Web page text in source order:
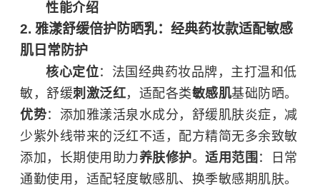
性能介绍
2. 雅漾舒缓倍护防晒乳：经典药妆款适配敏感
肌日常防护
核心定位：法国经典药妆品牌，主打温和低
敏，舒缓刺激泛红，适配各类敏感肌基础防晒。
优势：添加雅漾活泉水成分，舒缓肌肤炎症，减
少紫外线带来的泛红不适，配方精简无多余致敏
添加，长期使用助力养肤修护。 适用范围 ：日常
通勤使用，适配轻度敏感肌、换季敏感期肌肤。